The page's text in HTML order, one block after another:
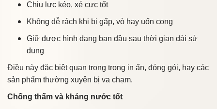
Chịu lực kéo, xé cực tốt
Không dễ rách khi bị gấp, vò hay uốn cong
Giữ được hình dạng ban đầu sau thời gian dài sử
dụng
Điều này đặc biệt quan trọng trong in ấn, đóng gói, hay các
sản phẩm thường xuyên bị va chạm.
Chống thấm và kháng nước tốt